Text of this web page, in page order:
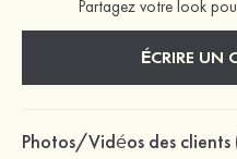
Partagez votre look
ÉCRIRE UN
Photos/Vidéos des clients